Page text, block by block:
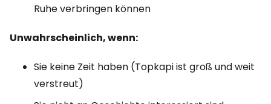
Ruhe verbringen können
Unwahrscheinlich, wenn:
Sie keine Zeit haben (Topkapi ist groß und weit
verstreut)